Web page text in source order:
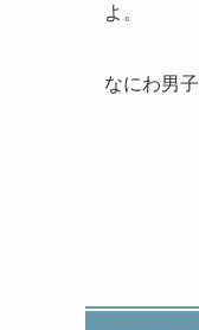
よ。
なにわ男